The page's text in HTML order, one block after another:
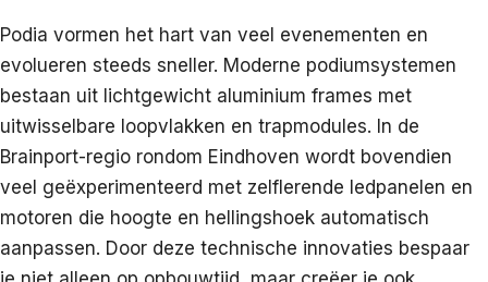
Podia vormen het hart van veel evenementen en
evolueren steeds sneller. Moderne podiumsystemen
bestaan uit lichtgewicht aluminium frames met
uitwisselbare loopvlakken en trapmodules. In de
Brainport-regio rondom Eindhoven wordt bovendien
veel geëxperimenteerd met zelflerende ledpanelen en
motoren die hoogte en hellingshoek automatisch
aanpassen. Door deze technische innovaties bespaar